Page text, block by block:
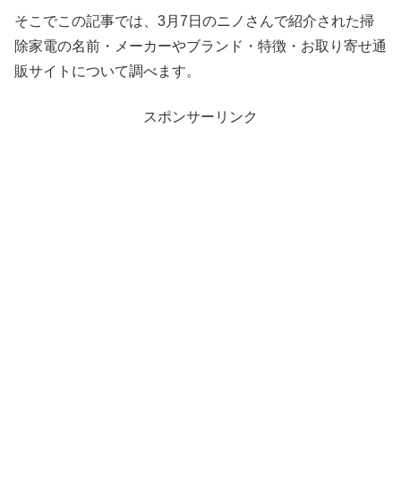
そこでこの記事では、3月7日のニノさんで紹介された掃
除家電の名前・メーカーやブランド・特徴・お取り寄せ通
販サイトについて調べます。
スポンサーリンク